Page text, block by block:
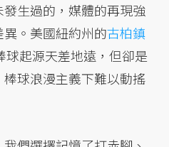
生過的，媒體的再現強
。美國紐約州的古柏鎮
球起源天差地遠，但卻是
球浪漫主義下難以動搖